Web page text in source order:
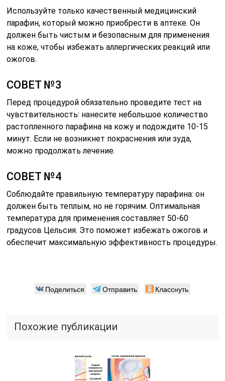
Используйте только качественный медицинский
парафин, который можно приобрести в аптеке. Он
должен быть чистым и безопасным для применения
на коже, чтобы избежать аллергических реакций или
ожогов.
СОВЕТ №3
Перед процедурой обязательно проведите тест на
чувствительность: нанесите небольшое количество
растопленного парафина на кожу и подождите 10-15
минут. Если не возникнет покраснения или зуда,
можно продолжать лечение.
СОВЕТ №4
Соблюдайте правильную температуру парафина: он
должен быть теплым, но не горячим. Оптимальная
температура для применения составляет 50-60
градусов Цельсия. Это поможет избежать ожогов и
обеспечит максимальную эффективность процедуры.
Поделиться Отправить Класснуть
Похожие публикации